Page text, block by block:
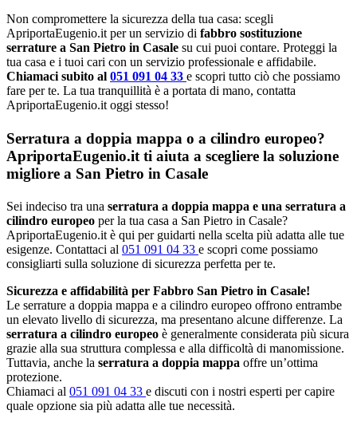
Non compromettere la sicurezza della tua casa: scegli
ApriportaEugenio.it per un servizio di fabbro sostituzione
serrature a San Pietro in Casale su cui puoi contare. Proteggi la
tua casa e i tuoi cari con un servizio professionale e affidabile.
Chiamaci subito al 051 091 04 33 e scopri tutto ciò che possiamo
fare per te. La tua tranquillità è a portata di mano, contatta
ApriportaEugenio.it oggi stesso!
Serratura a doppia mappa o a cilindro europeo?
ApriportaEugenio.it ti aiuta a scegliere la soluzione
migliore a San Pietro in Casale
Sei indeciso tra una serratura a doppia mappa e una serratura a
cilindro europeo per la tua casa a San Pietro in Casale?
ApriportaEugenio.it è qui per guidarti nella scelta più adatta alle tue
esigenze. Contattaci al 051 091 04 33 e scopri come possiamo
consigliarti sulla soluzione di sicurezza perfetta per te.
Sicurezza e affidabilità per Fabbro San Pietro in Casale!
Le serrature a doppia mappa e a cilindro europeo offrono entrambe
un elevato livello di sicurezza, ma presentano alcune differenze. La
serratura a cilindro europeo è generalmente considerata più sicura
grazie alla sua struttura complessa e alla difficoltà di manomissione.
Tuttavia, anche la serratura a doppia mappa offre un’ottima
protezione.
Chiamaci al 051 091 04 33 e discuti con i nostri esperti per capire
quale opzione sia più adatta alle tue necessità.